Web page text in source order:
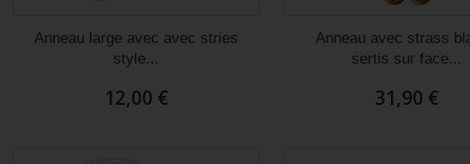
car niveau qualité prix c’est au top !
Commander et reçu rapidement articles
plus bel effet et franchement je le laisse
la journée et la nuit, il est vraiment
Anneau large avec avec stries
style...
12,00 €
Anneau avec strass
sertis sur face...
31,90 €